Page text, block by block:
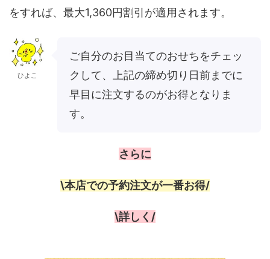
をすれば、最大1,360円割引が適用されます。
ひよこ
ご自分のお目当てのおせちをチェッ
クして、上記の締め切り日前までに
早目に注文するのがお得となりま
す。
さらに
\本店での予約注文が一番お得/
\詳しく/